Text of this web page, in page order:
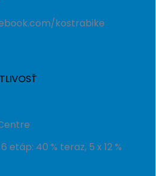
kostrabike
etáp: 40 % teraz, 5 x 12 %